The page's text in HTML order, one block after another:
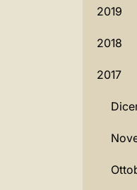
2019
2018
2017